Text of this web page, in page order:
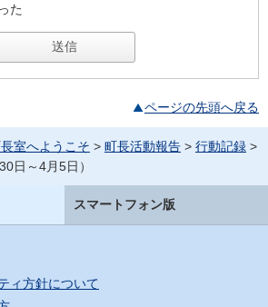
た
ページの先頭へ戻る
室へようこそ > 町長活動報告 > 行動記録 >
日～4月5日）
スマートフォン版
ィ方針について